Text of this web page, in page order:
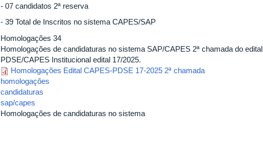
- 07 candidatos 2ª reserva
- 39 Total de Inscritos no sistema CAPES/SAP
Homologações 34
Homologações de candidaturas no sistema SAP/CAPES 2ª chamada do edital
PDSE/CAPES Institucional edital 17/2025.
Homologações Edital CAPES-PDSE 17-2025 2ª chamada
homologações
candidaturas
sap/capes
Homologações de candidaturas no sistema